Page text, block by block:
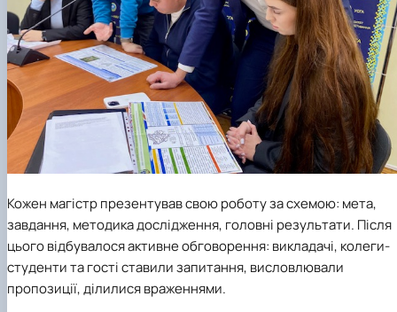
Кожен магістр презентував свою роботу за схемою: мета,
завдання, методика дослідження, головні результати. Після
цього відбувалося активне обговорення: викладачі, колеги-
студенти та гості ставили запитання, висловлювали
пропозиції, ділилися враженнями.